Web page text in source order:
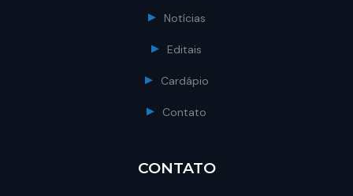
Notícias
Editais
Cardápio
Contato
CONTATO